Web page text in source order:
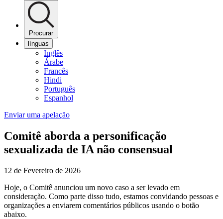
Procurar
línguas
Inglês
Árabe
Francês
Hindi
Português
Espanhol
Enviar uma apelação
Comitê aborda a personificação
sexualizada de IA não consensual
12 de Fevereiro de 2026
Hoje, o Comitê anunciou um novo caso a ser levado em
consideração. Como parte disso tudo, estamos convidando pessoas e
organizações a enviarem comentários públicos usando o botão
abaixo.